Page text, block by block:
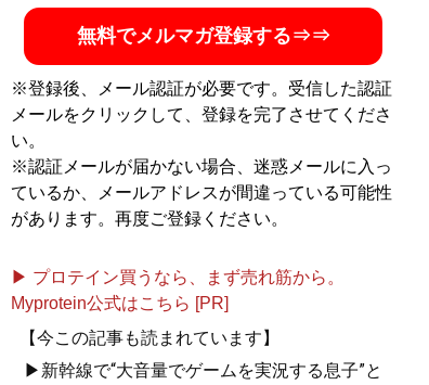
無料でメルマガ登録する⇒⇒
※登録後、メール認証が必要です。受信した認証
メールをクリックして、登録を完了させてくださ
い。
※認証メールが届かない場合、迷惑メールに入っ
ているか、メールアドレスが間違っている可能性
があります。再度ご登録ください。
▶ プロテイン買うなら、まず売れ筋から。
Myprotein公式はこちら [PR]
【今この記事も読まれています】
▶新幹線で“大音量でゲームを実況する息子”と